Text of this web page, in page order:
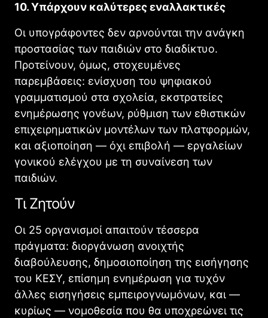
10. Υπάρχουν καλύτερες εναλλακτικές
Οι υπογράφοντες δεν αρνούνται την ανάγκη
προστασίας των παιδιών στο διαδίκτυο.
Προτείνουν, όμως, στοχευμένες
παρεμβάσεις: ενίσχυση του ψηφιακού
γραμματισμού στα σχολεία, εκστρατείες
ενημέρωσης γονέων, ρύθμιση των εθιστικών
επιχειρηματικών μοντέλων των πλατφορμών,
και αξιοποίηση — όχι επιβολή — εργαλείων
γονικού ελέγχου με τη συναίνεση των
παιδιών.
Τι Ζητούν
Οι 25 οργανισμοί απαιτούν τέσσερα
πράγματα: διοργάνωση ανοιχτής
διαβούλευσης, δημοσιοποίηση της εισήγησης
του ΚΕΣΥ, επίσημη ενημέρωση για τυχόν
άλλες εισηγήσεις εμπειρογνωμόνων, και —
κυρίως — νομοθεσία που θα υποχρεώνει τις